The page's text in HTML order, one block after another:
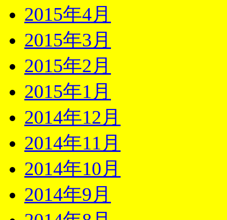
2015年4月
2015年3月
2015年2月
2015年1月
2014年12月
2014年11月
2014年10月
2014年9月